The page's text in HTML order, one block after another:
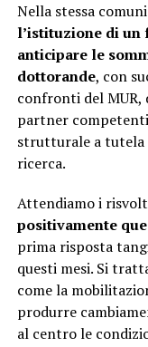
Nella stessa
l’istituzione di un
anticipare le
dottorande, con
confronti del MUR,
partner
strutturale a tutela
ricerca.
Attendiamo i
positivamente
prima risposta
questi mesi. Si
come la
produrre
al centro le